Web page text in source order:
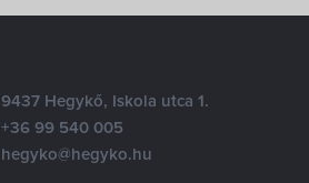
9437 Hegykő, Iskola utca 1.
+36 99 540 005
hegyko@hegyko.hu